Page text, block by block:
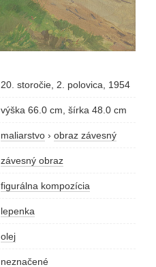
20. storočie, 2. polovica, 1954
výška 66.0 cm, šírka 48.0 cm
maliarstvo › obraz závesný
závesný obraz
figurálna kompozícia
lepenka
olej
neznačené